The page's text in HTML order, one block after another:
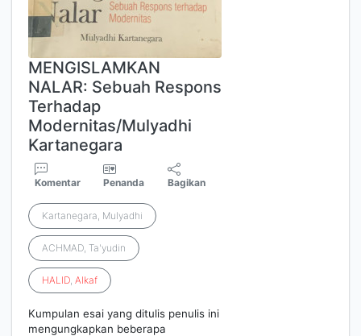
MENGISLAMKAN
NALAR: Sebuah Respons
Terhadap
Modernitas/Mulyadhi
Kartanegara
Komentar Penanda Bagikan
Kartanegara, Mulyadhi
ACHMAD, Ta'yudin
HALID, Alkaf
Kumpulan esai yang ditulis penulis ini
mengungkapkan beberapa